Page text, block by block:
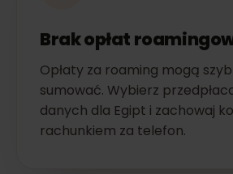
Brak opłat
Opłaty za roaming mogą
sumować. Wybierz
danych dla Egipt i zachowaj
rachunkiem za telefon.